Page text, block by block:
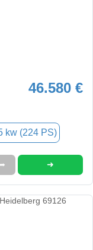
46.580 €
kw (224 PS)
➦ ➜